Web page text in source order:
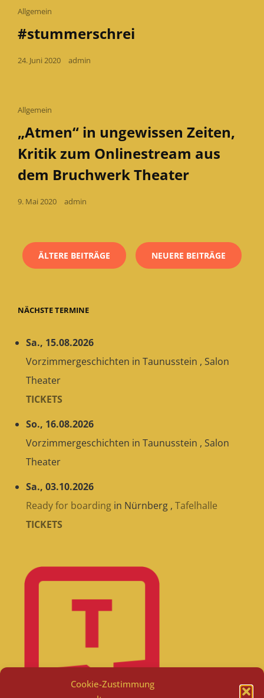
Cookie-Zustimmung
Cat
Allgemein
#stummerschrei
Posted
24. Juni 2020 admin
Cat
Allgemein
„Atmen“ in ungewissen Zeiten,
Kritik zum Onlinestream aus
dem Bruchwerk Theater
Posted
9. Mai 2020 admin
ÄLTERE BEITRÄGE NEUERE BEITRÄGE
NÄCHSTE TERMINE
Sa., 15.08.2026
Vorzimmergeschichten in Taunusstein , Salon
Theater
TICKETS
So., 16.08.2026
Vorzimmergeschichten in Taunusstein , Salon
Theater
Sa., 03.10.2026
Ready for boarding in Nürnberg , Tafelhalle
TICKETS